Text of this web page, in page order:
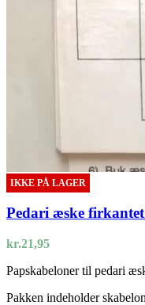
IKKE PÅ LAGER
Pedari æske firkantet
kr.21,95
Papskabeloner til pedari
Pakken indeholder